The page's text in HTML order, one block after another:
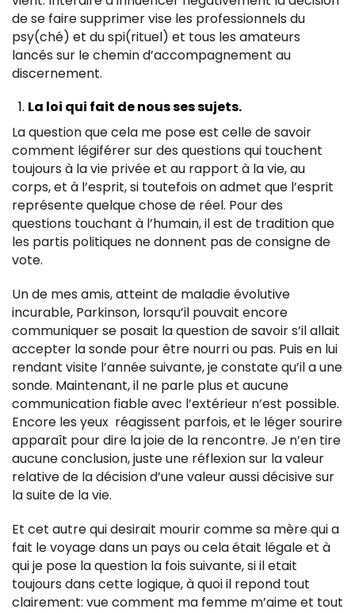
de se faire supprimer vise les professionnels du
psy(ché) et du spi(rituel) et tous les amateurs
lancés sur le chemin d’accompagnement au
discernement.
La loi qui fait de nous ses sujets.
La question que cela me pose est celle de savoir
comment légiférer sur des questions qui touchent
toujours à la vie privée et au rapport à la vie, au
corps, et à l’esprit, si toutefois on admet que l’esprit
représente quelque chose de réel. Pour des
questions touchant à l’humain, il est de tradition que
les partis politiques ne donnent pas de consigne de
vote.
Un de mes amis, atteint de maladie évolutive
incurable, Parkinson, lorsqu’il pouvait encore
communiquer se posait la question de savoir s’il allait
accepter la sonde pour être nourri ou pas. Puis en lui
rendant visite l’année suivante, je constate qu’il a une
sonde. Maintenant, il ne parle plus et aucune
communication fiable avec l’extérieur n’est possible.
Encore les yeux réagissent parfois, et le léger sourire
apparaît pour dire la joie de la rencontre. Je n’en tire
aucune conclusion, juste une réflexion sur la valeur
relative de la décision d’une valeur aussi décisive sur
la suite de la vie.
Et cet autre qui desirait mourir comme sa mère qui a
fait le voyage dans un pays ou cela était légale et à
qui je pose la question la fois suivante, si il etait
toujours dans cette logique, à quoi il repond tout
clairement: vue comment ma femme m’aime et tout